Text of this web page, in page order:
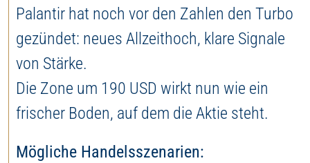
Palantir hat noch vor den Zahlen den Turbo
gezündet: neues Allzeithoch, klare Signale
von Stärke.
Die Zone um 190 USD wirkt nun wie ein
frischer Boden, auf dem die Aktie steht.
Mögliche Handelsszenarien: